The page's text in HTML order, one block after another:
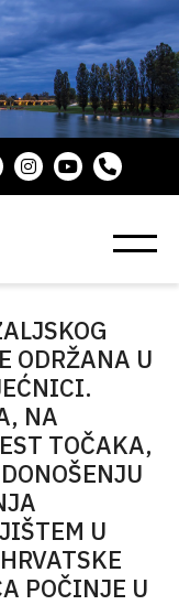
ODRŽANA U
NA
TOČAKA,
U
POČINJE U